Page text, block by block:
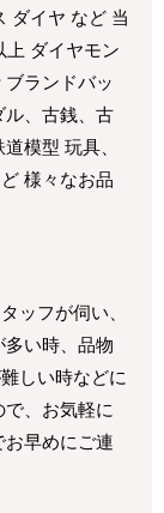
ダイヤ など 当
上 ダイヤモン
ブランドバッ
ル、古銭、古
模型 玩具、
様々なお品
ッフが伺い、
多い時、品物
しい時などに
、お気軽に
早めにご連